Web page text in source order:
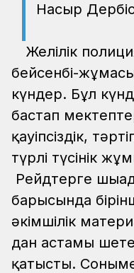
Насыр
Желілік
бейсенбі-
күндер. Бұл
бастап
қауіпсіздік,
түрлі түсінік
Рейдтерге
барысында
әкімшілік
дан астамы
қатысты.